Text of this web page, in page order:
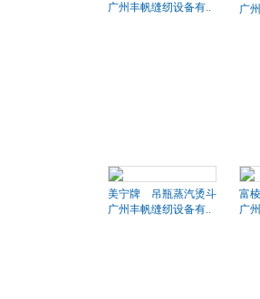
广州丰帆缝纫设备有.. 广
美宁牌 吊瓶蒸汽烫斗
广州丰帆缝纫设备有..
富
广